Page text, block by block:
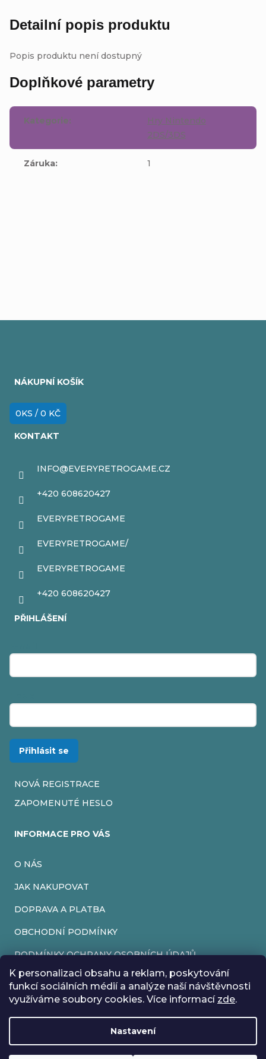
K personalizaci obsahu a reklam, poskytování
funkcí sociálních médií a analýze naší návštěvnosti
využíváme soubory cookies. Více informací zde.
Nastavení
Rádi bychom vás informovali, že od 17. 7. do 24. 7. včetně
máme z důvodu dovolené zavřeno. Všechny objednávky
Detailní popis produktu
Popis produktu není dostupný
Doplňkové parametry
Kategorie:
Hry Nintendo
2DS/3DS
Záruka: 1
NÁKUPNÍ KOŠÍK
0KS / 0 KČ
KONTAKT
INFO@EVERYRETROGAME.CZ
+420 608620427
EVERYRETROGAME
EVERYRETROGAME/
EVERYRETROGAME
+420 608620427
PŘIHLÁŠENÍ
Přihlásit se
NOVÁ REGISTRACE
ZAPOMENUTÉ HESLO
INFORMACE PRO VÁS
O NÁS
JAK NAKUPOVAT
DOPRAVA A PLATBA
OBCHODNÍ PODMÍNKY
PODMÍNKY OCHRANY OSOBNÍCH ÚDAJŮ
VRÁCENÍ ZBOŽÍ
REKLAMACE
Vytvořil Shoptet
Copyright 2026EveryRetroGame. Všechna práva vyhrazena.
Upravit nastavení cookies